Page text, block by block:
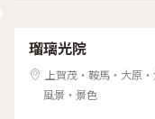
瑠璃光院
上賀茂・鞍馬・大原
風景・景色